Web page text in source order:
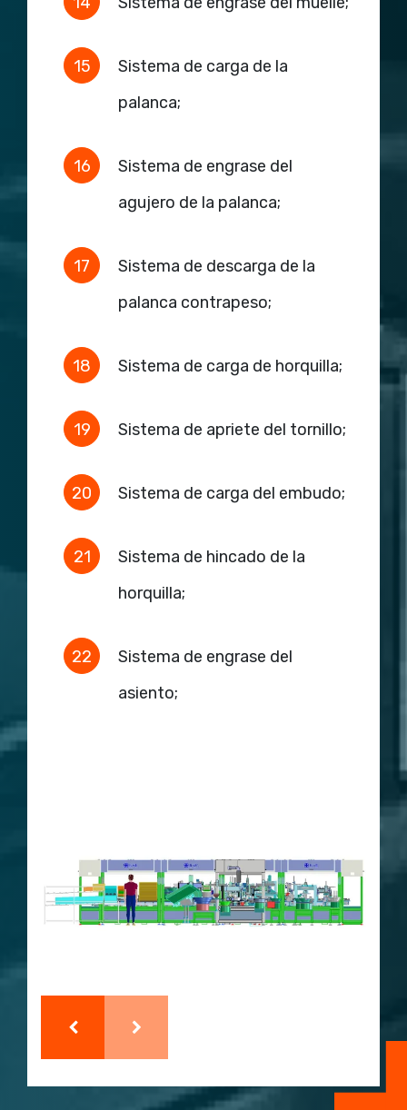
Sistema de carga de la
palanca;
Sistema de engrase del
agujero de la palanca;
Sistema de descarga de la
palanca contrapeso;
Sistema de carga de horquilla;
Sistema de apriete del tornillo;
Sistema de carga del embudo;
Sistema de hincado de la
horquilla;
Sistema de engrase del
asiento;